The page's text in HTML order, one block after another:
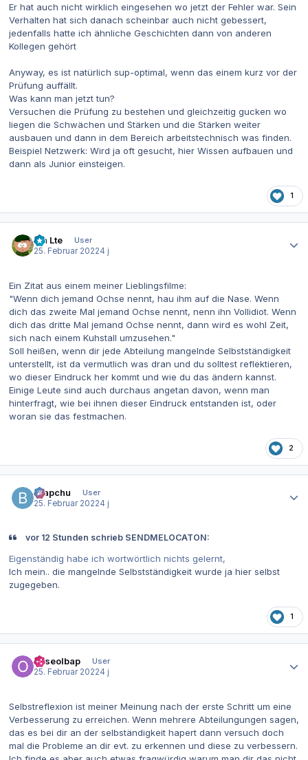
Er hat auch nicht wirklich eingesehen wo jetzt der Fehler war. Sein
Verhalten hat sich danach scheinbar auch nicht gebessert,
jedenfalls hatte ich ähnliche Geschichten dann von anderen
Kollegen gehört
Anyway, es ist natürlich sup-optimal, wenn das einem kurz vor der
Prüfung auffällt.
Was kann man jetzt tun?
Versuchen die Prüfung zu bestehen und gleichzeitig gucken wo
liegen die Schwächen und Stärken und die Stärken weiter
ausbauen und dann in dem Bereich arbeitstechnisch was finden.
Beispiel Netzwerk: Wird ja oft gesucht, hier Wissen aufbauen und
dann als Junior einsteigen.
1
Ma Lte
User
25. Februar 20224 j
Ein Zitat aus einem meiner Lieblingsfilme:
"Wenn dich jemand Ochse nennt, hau ihm auf die Nase. Wenn
dich das zweite Mal jemand Ochse nennt, nenn ihn Vollidiot. Wenn
dich das dritte Mal jemand Ochse nennt, dann wird es wohl Zeit,
sich nach einem Kuhstall umzusehen."
Soll heißen, wenn dir jede Abteilung mangelnde Selbstständigkeit
unterstellt, ist da vermutlich was dran und du solltest reflektieren,
wo dieser Eindruck her kommt und wie du das ändern kannst.
Einige Leute sind auch durchaus angetan davon, wenn man
hinterfragt, wie bei ihnen dieser Eindruck entstanden ist, oder
woran sie das festmachen.
2
Brapchu
User
25. Februar 20224 j
vor 12 Stunden schrieb SENDMELOCATON:
Eigenständig habe ich wortwörtlich nichts gelernt,
Ich mein.. die mangelnde Selbstständigkeit wurde ja hier selbst
zugegeben.
1
ocseolbap
User
25. Februar 20224 j
Selbstreflexion ist meiner Meinung nach der erste Schritt um eine
Verbesserung zu erreichen. Wenn mehrere Abteilungungen sagen,
das es bei dir an der selbständigkeit hapert dann versuch doch
mal die Probleme an dir evt. zu erkennen und diese zu verbessern.